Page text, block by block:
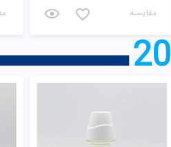
مقایسـه
20